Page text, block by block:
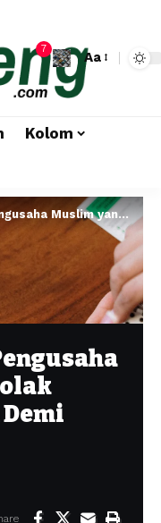
7
Aa
Kolom
Monopoli Pangan Demi Keberkahan